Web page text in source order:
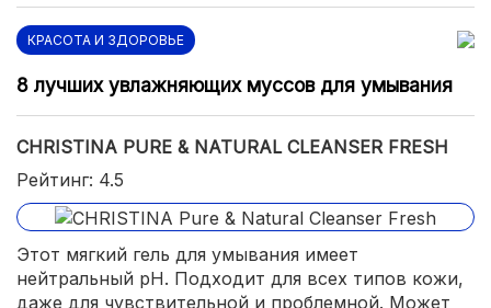
КРАСОТА И ЗДОРОВЬЕ
8 лучших увлажняющих муссов для умывания
CHRISTINA PURE & NATURAL CLEANSER FRESH
Рейтинг: 4.5
Этот мягкий гель для умывания имеет
нейтральный pH. Подходит для всех типов кожи,
даже для чувствительной и проблемной. Может